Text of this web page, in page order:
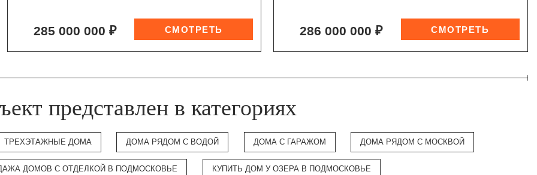
285 000 000 ₽ 286 000 000 ₽
представлен в категориях
ТРЕХЭТАЖНЫЕ ДОМА ДОМА РЯДОМ С ВОДОЙ ДОМА С ГАРАЖОМ ДОМА РЯДОМ С МОСКВОЙ
ДОМОВ С ОТДЕЛКОЙ В ПОДМОСКОВЬЕ КУПИТЬ ДОМ У ОЗЕРА В ПОДМОСКОВЬЕ